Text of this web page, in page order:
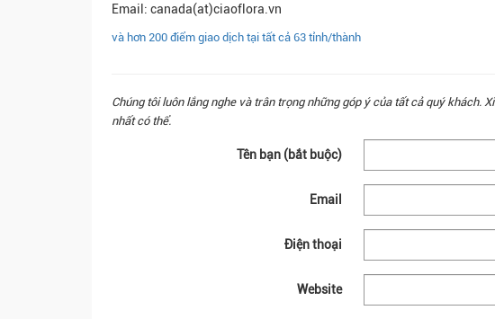
Email: canada(at)ciaoflora.vn
và hơn 200 điểm giao dịch tại tất cả 63 tỉnh/thành
Chúng tôi luôn lắng nghe và trân trọng những góp ý của tất cả quý khách.
nhất có thể.
Tên bạn (bắt buộc)
Email
Điện thoại
Website